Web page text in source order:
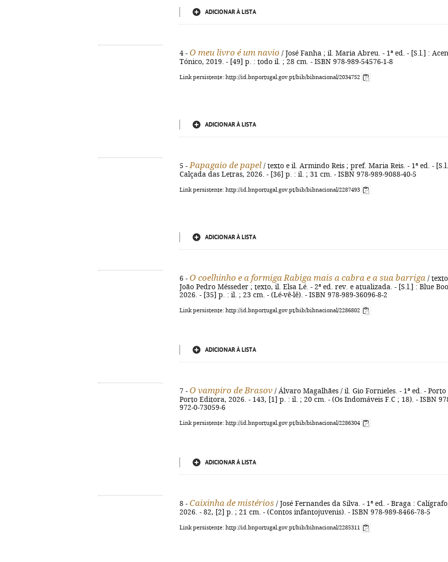
ADICIONAR À LISTA
4 - O meu livro é um navio / José Fanha ; il. Maria Abreu. - 1ª ed. - [S.l.] :
Tónico, 2019. - [49] p. : todo il. ; 28 cm. - ISBN 978-989-54576-1-8
Link persistente: http://id.bnportugal.gov.pt/bib/bibnacional/2034752
ADICIONAR À LISTA
5 - Papagaio de papel / texto e il. Armindo Reis ; pref. Maria Reis. - 1ª ed. -
Calçada das Letras, 2026. - [36] p. : il. ; 31 cm. - ISBN 978-989-9088-40-5
Link persistente: http://id.bnportugal.gov.pt/bib/bibnacional/2287493
ADICIONAR À LISTA
6 - O coelhinho e a formiga Rabiga mais a cabra e a sua barriga / texto
João Pedro Mésseder ; texto, il. Elsa Lé. - 2ª ed. rev. e atualizada. - [S.l.] : Blue
2026. - [35] p. : il. ; 23 cm. - (Lé-vê-lê). - ISBN 978-989-36096-8-2
Link persistente: http://id.bnportugal.gov.pt/bib/bibnacional/2286802
ADICIONAR À LISTA
7 - O vampiro de Brasov / Álvaro Magalhães / il. Gio Fornieles. - 1ª ed. - Porto
Porto Editora, 2026. - 143, [1] p. : il. ; 20 cm. - (Os Indomáveis F.C ; 18). - ISBN
972-0-73059-6
Link persistente: http://id.bnportugal.gov.pt/bib/bibnacional/2286304
ADICIONAR À LISTA
8 - Caixinha de mistérios / José Fernandes da Silva. - 1ª ed. - Braga :
2026. - 82, [2] p. ; 21 cm. - (Contos infantojuvenis). - ISBN 978-989-8466-78-5
Link persistente: http://id.bnportugal.gov.pt/bib/bibnacional/2285311